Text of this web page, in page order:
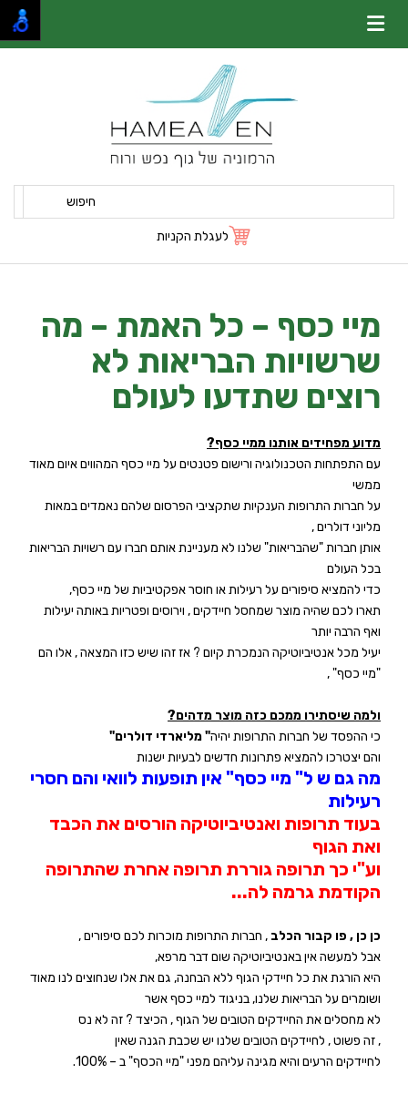
חיפוש
לעגלת הקניות
מיי כסף – כל האמת – מה
שרשויות הבריאות לא
רוצים שתדעו לעולם
מדוע מפחידים אותנו ממיי כסף?
עם התפתחות הטכנולוגיה ורישום פטנטים על מיי כסף המהווים איום מאוד
ממשי
על חברות התרופות הענקיות שתקציבי הפרסום שלהם נאמדים במאות
מליוני דולרים ,
אותן חברות "שהבריאות" שלנו לא מעניינת אותם חברו עם רשויות הבריאות
בכל העולם
כדי להמציא סיפורים על רעילות או חוסר אפקטיביות של מיי כסף,
תארו לכם שהיה מוצר שמחסל חיידקים , וירוסים ופטריות באותה יעילות
ואף הרבה יותר
יעיל מכל אנטיביוטיקה הנמכרת קיום ? אז זהו שיש כזו המצאה , אלו הם
"מיי כסף" ,
ולמה שיסתירו ממכם כזה מוצר מדהים?
כי ההפסד של חברות התרופות יהיה"מליארדי דולרים"
והם יצטרכו להמציא פתרונות חדשים לבעיות ישנות
מה גם ש ל" מיי כסף" אין תופעות לוואי והם חסרי
רעילות
בעוד תרופות ואנטיביוטיקה הורסים את הכבד
ואת הגוף
וע"י כך תרופה גוררת תרופה אחרת שהתרופה
הקודמת גרמה לה...
כן כן , פו קבור הכלב , חברות התרופות מוכרות לכם סיפורים ,
אבל למעשה אין באנטיביוטיקה שום דבר מרפא,
היא הורגת את כל חיידקי הגוף ללא הבחנה, גם את אלו שנחוצים לנו מאוד
ושומרים על הבריאות שלנו, בניגוד למיי כסף אשר
לא מחסלים את החיידקים הטובים של הגוף , הכיצד ? זה לא נס
, זה פשוט , לחיידקים הטובים שלנו יש שכבת הגנה שאין
לחיידקים הרעים והיא מגינה עליהם מפני "מיי הכסף" ב – 100%
.